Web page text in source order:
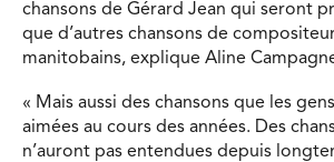
chansons de Gérard Jean qui seront
que d’autres chansons de
manitobains, explique Aline
« Mais aussi des chansons que les
aimées au cours des années. Des
n’auront pas entendues depuis